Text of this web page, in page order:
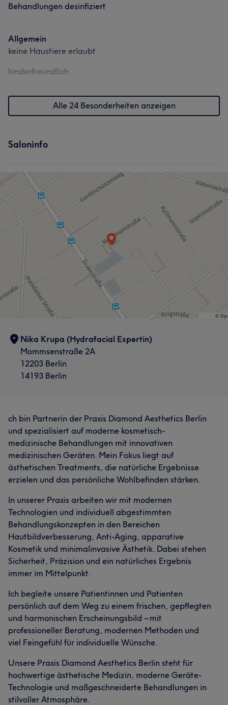
Behandlungen desinfiziert
Allgemein
keine Haustiere erlaubt
kinderfreundlich
Alle 24 Besonderheiten anzeigen
Saloninfo
Nika Krupa (Hydrafacial Expertin)
Mommsenstraße 2A
12203 Berlin
14193 Berlin
ch bin Partnerin der Praxis Diamond Aesthetics Berlin
und spezialisiert auf moderne kosmetisch-
medizinische Behandlungen mit innovativen
medizinischen Geräten. Mein Fokus liegt auf
ästhetischen Treatments, die natürliche Ergebnisse
erzielen und das persönliche Wohlbefinden stärken.
In unserer Praxis arbeiten wir mit modernen
Technologien und individuell abgestimmten
Behandlungskonzepten in den Bereichen
Hautbildverbesserung, Anti-Aging, apparative
Kosmetik und minimalinvasive Ästhetik. Dabei stehen
Sicherheit, Präzision und ein natürliches Ergebnis
immer im Mittelpunkt.
Ich begleite unsere Patientinnen und Patienten
persönlich auf dem Weg zu einem frischen, gepflegten
und harmonischen Erscheinungsbild – mit
professioneller Beratung, modernen Methoden und
viel Feingefühl für individuelle Wünsche.
Unsere Praxis Diamond Aesthetics Berlin steht für
hochwertige ästhetische Medizin, moderne Geräte-
Technologie und maßgeschneiderte Behandlungen in
stilvoller Atmosphäre.